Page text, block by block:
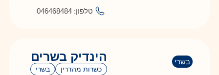
טלפון: 046468484
בשרי הינדיק בשרים
כשרות מהדרין בשרי